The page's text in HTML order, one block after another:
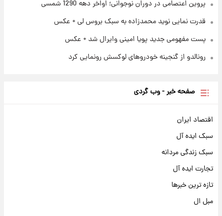
پروین اعتصامی در دوران نوجوانی؛ اواخر دهه 1290 شمسی
قدرت نمایی نوید محمدزاده به سبک بروس لی + عکس
پست مفهومی جدید پویا امینی وایرال شد + عکس
رونالدو از گنجینه خودروهای لوکسش رونمایی کرد
صفحه خبر - وب گردی
اقتصاد ایران
سبک ایده آل
سبک زندگی مردانه
تجارت ایده آل
تازه ترین خبرها
مبل ال